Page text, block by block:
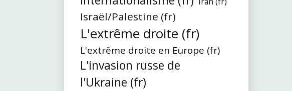
Israël/Palestine (fr)
L'extrême droite (fr)
L'extrême droite en Europe (fr)
L'invasion russe de
l'Ukraine (fr)